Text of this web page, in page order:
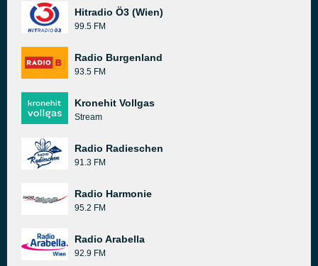
Hitradio Ö3 (Wien)
99.5 FM
Radio Burgenland
93.5 FM
Kronehit Vollgas
Stream
Radio Radieschen
91.3 FM
Radio Harmonie
95.2 FM
Radio Arabella
92.9 FM